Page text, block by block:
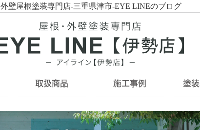
外壁屋根塗装専門店-三重県津市-EYE LINEのブログ
取扱商品 施工事例 塗